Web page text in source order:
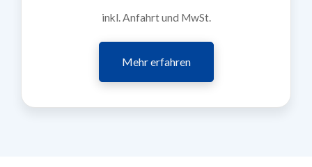
inkl. Anfahrt und MwSt.
Mehr erfahren